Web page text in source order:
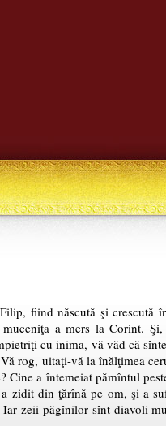
fiind născută şi crescută
a mers la Corint.
cu inima, vă văd că
rog, uitaţi-vă la înălţimea
Cine a întemeiat pămîntul
zidit din ţărînă pe om, şi a
Iar zeii păgînilor sînt diavoli